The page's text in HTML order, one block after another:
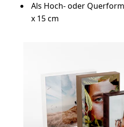
Als Hoch- oder
x 15 cm